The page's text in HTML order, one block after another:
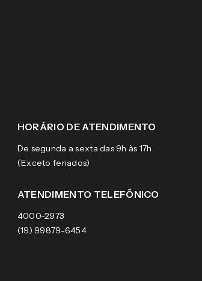
HORÁRIO DE ATENDIMENTO
De segunda a sexta das 9h às 17h
(Exceto feriados)
ATENDIMENTO TELEFÔNICO
4000-2973
(19) 99879-6454